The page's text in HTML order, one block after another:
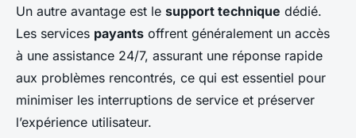
Un autre avantage est le support technique dédié.
Les services payants offrent généralement un accès
à une assistance 24/7, assurant une réponse rapide
aux problèmes rencontrés, ce qui est essentiel pour
minimiser les interruptions de service et préserver
l’expérience utilisateur.